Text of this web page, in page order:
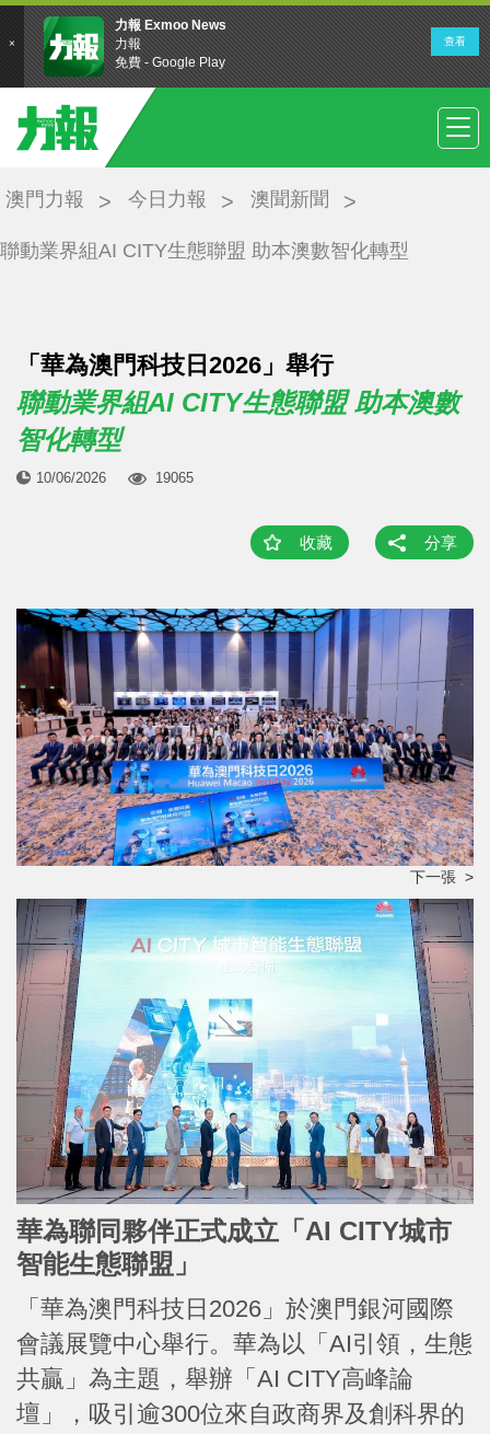
澳門力報 今日力報 澳聞新聞
聯動業界組AI CITY生態聯盟 助本澳數智化轉型
「華為澳門科技日2026」舉行
聯動業界組AI CITY生態聯盟 助本澳數
智化轉型
10/06/2026 19065
收藏 分享
下一張 >
華為聯同夥伴正式成立「AI CITY城市
智能生態聯盟」
「華為澳門科技日2026」於澳門銀河國際
會議展覽中心舉行。華為以「AI引領，生態
共贏」為主題，舉辦「AI CITY高峰論
壇」，吸引逾300位來自政商界及創科界的